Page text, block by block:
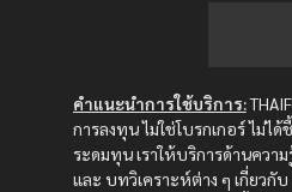
คำแนะนำการใช้บริการ:
การลงทุน ไม่ใช่โบรกเกอร์ ไม่ไ
ระดมทุน เราให้บริการด้านควา
และ บทวิเคราะห์ต่าง ๆ เกี่ยวกับ